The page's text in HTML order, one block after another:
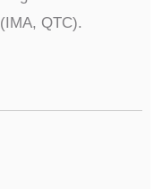
QTC).